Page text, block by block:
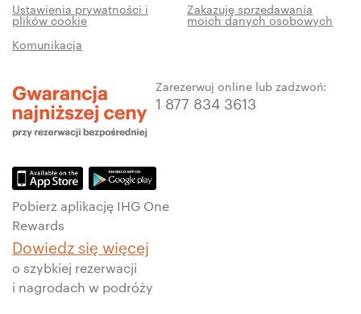
Ustawienia prywatności i
plików cookie
Zakazuję sprzedawania
moich danych osobowych
Komunikacja
Zarezerwuj online lub zadzwoń:
1 877 834 3613
Pobierz aplikację IHG One
Rewards
Dowiedz się więcej
o szybkiej rezerwacji
i nagrodach w podróży